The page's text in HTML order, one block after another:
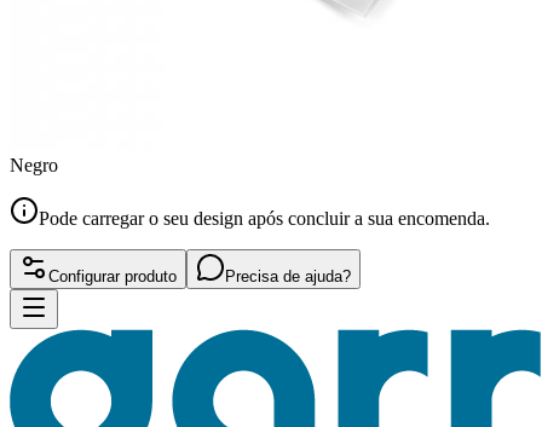
Negro
Pode carregar o seu design após concluir a sua encomenda.
Configurar produto Precisa de ajuda?